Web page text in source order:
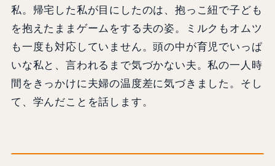
私。帰宅した私が目にしたのは、抱っこ紐で子ども
を抱えたままゲームをする夫の姿。ミルクもオムツ
も一度も対応していません。頭の中が育児でいっぱ
いな私と、言われるまで気づかない夫。私の一人時
間をきっかけに夫婦の温度差に気づきました。そし
て、学んだことを話します。